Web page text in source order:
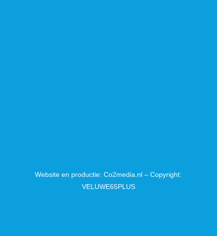
Website en productie: Co2media.nl – Copyright:
VELUWE65PLUS